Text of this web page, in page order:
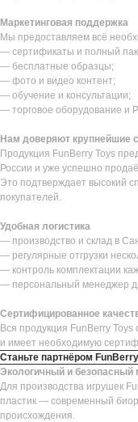
Маркетинговая поддержка
Мы предоставляем всё
— сертификаты и полный
— бесплатные образцы;
— фото и видео контент;
— обучение и консультации;
— торговое оборудование и
Нам доверяют крупнейшие
Продукция FunBerry Toys
России и уже успешно
Это подтверждает высокий
покупателей.
Удобная логистика
— производство и склад в
— регулярные отгрузки
— контроль комплектации
— персональный менеджер
Сертифицированное
Вся продукция FunBerry
и имеет необходимую
Станьте партнёром
Экологичный и безопасный
Для производства игрушек
пластик — современный
происхождения.